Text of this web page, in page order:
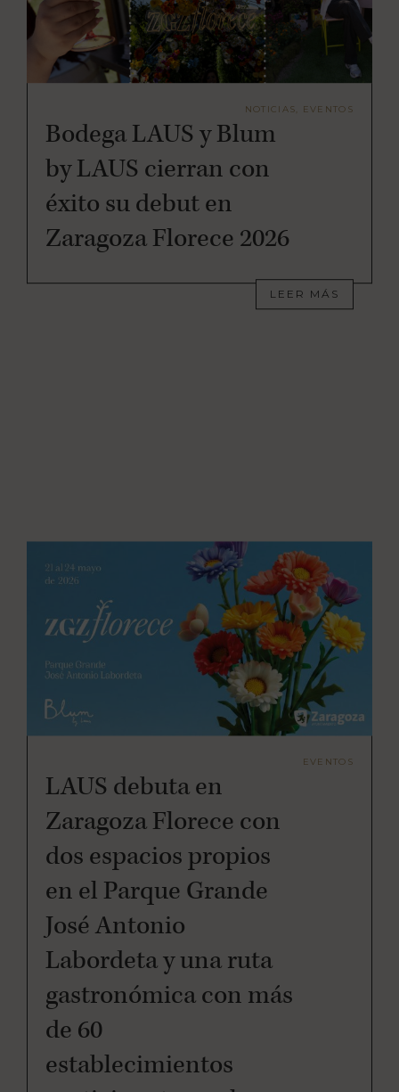
NOTICIAS, EVENTOS
Bodega LAUS y Blum
by LAUS cierran con
éxito su debut en
Zaragoza Florece 2026
LEER MÁS
EVENTOS
LAUS debuta en
Zaragoza Florece con
dos espacios propios
en el Parque Grande
José Antonio
Labordeta y una ruta
gastronómica con más
de 60
establecimientos